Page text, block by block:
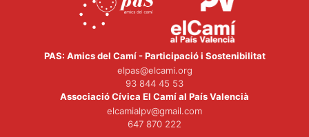
PAS: Amics del Camí - Participació i Sostenibilitat
elpas@elcami.org
93 844 45 53
Associació Cívica El Camí al País Valencià
elcamialpv@gmail.com
647 870 222